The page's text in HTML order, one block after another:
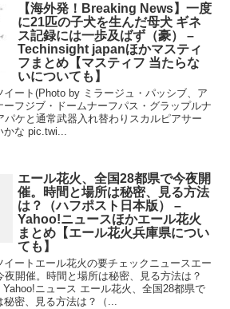
【海外発！Breaking News】一度
に21匹の子犬を生んだ母犬 ギネ
ス記録には一歩及ばず（豪） –
Techinsight japanほかマスティ
フまとめ【マスティフ 当たらな
いについても】
ート(Photo by ミラージュ・パッシブ、ア
ーフジブ・ドームナーフパス・グラップルナ
パケと通常武器入れ替わりスカルピアサー
な pic.twi...
エール花火、全国28都県で今夜開
催。時間と場所は秘密、見る方法
は？（ハフポスト日本版） –
Yahoo!ニュースほかエール花火
まとめ【エール花火兵庫県につい
ても】
ートエール花火の要チェックニュースエー
夜開催。時間と場所は秘密、見る方法は？
Yahoo!ニュース エール花火、全国28都県で
密、見る方法は？（...